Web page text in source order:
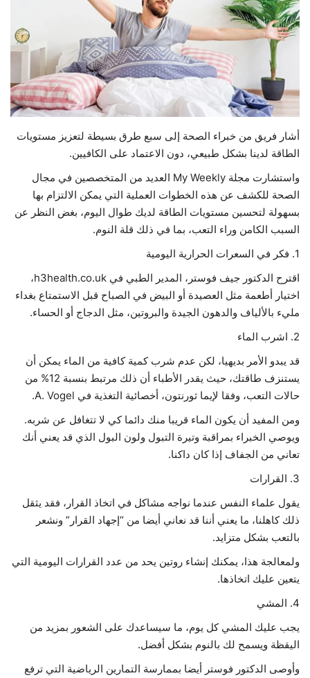
حياة
أشار فريق من خبراء الصحة إلى سبع طرق بسيطة لتعزيز مستويات
الطاقة لدينا بشكل طبيعي، دون الاعتماد على الكافيين.
واستشارت مجلة My Weekly العديد من المتخصصين في مجال
الصحة للكشف عن هذه الخطوات العملية التي يمكن الالتزام بها
بسهولة لتحسين مستويات الطاقة لديك طوال اليوم، بغض النظر عن
السبب الكامن وراء التعب، بما في ذلك قلة النوم.
1. فكر في السعرات الحرارية اليومية
اقترح الدكتور جيف فوستر، المدير الطبي في h3health.co.uk،
اختيار أطعمة مثل العصيدة أو البيض في الصباح قبل الاستمتاع بغداء
مليء بالألياف والدهون الجيدة والبروتين، مثل الدجاج أو الحساء.
2. اشرب الماء
قد يبدو الأمر بديهيا، لكن عدم شرب كمية كافية من الماء يمكن أن
يستنزف طاقتك، حيث يقدر الأطباء أن ذلك مرتبط بنسبة 12% من
حالات التعب، وفقا لإيما ثورنتون، أخصائية التغذية في A. Vogel.
ومن المفيد أن يكون الماء قريبا منك دائما كي لا تتغافل عن شربه.
ويوصي الخبراء بمراقبة وتيرة التبول ولون البول الذي قد يعني أنك
تعاني من الجفاف إذا كان داكنا.
3. القرارات
يقول علماء النفس عندما نواجه مشاكل في اتخاذ القرار، فقد يثقل
ذلك كاهلنا، ما يعني أننا قد نعاني أيضا من “إجهاد القرار” ونشعر
بالتعب بشكل متزايد.
ولمعالجة هذا، يمكنك إنشاء روتين يحد من عدد القرارات اليومية التي
يتعين عليك اتخاذها.
4. المشي
يجب عليك المشي كل يوم، ما سيساعدك على الشعور بمزيد من
اليقظة ويسمح لك بالنوم بشكل أفضل.
وأوصى الدكتور فوستر أيضا بممارسة التمارين الرياضية التي ترفع